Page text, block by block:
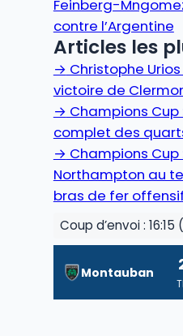
Feinberg-
contre l’Argentine
Articles les
→ Christophe
victoire de
→ Champions
complet des
→ Champions Cup
Northampton au
bras de fer
Coup d’envoi :
Montauban